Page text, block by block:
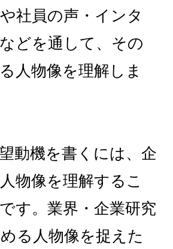
社員の声・インタ
どを通して、その
人物像を理解しま
動機を書くには、企
物像を理解するこ
す。業界・企業研究
る人物像を捉えた